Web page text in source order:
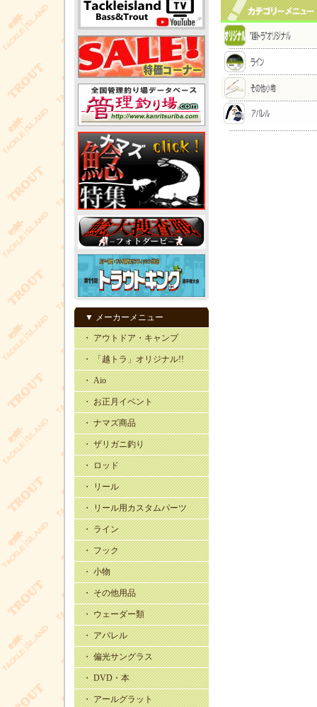
▼ メーカーメニュー
・ アウトドア・キャンプ
・ 「越トラ」オリジナル!!
・ Aio
・ お正月イベント
・ ナマズ商品
・ ザリガニ釣り
・ ロッド
・ リール
・ リール用カスタムパーツ
・ ライン
・ フック
・ 小物
・ その他用品
・ ウェーダー類
・ アパレル
・ 偏光サングラス
・ DVD・本
・ アールグラット